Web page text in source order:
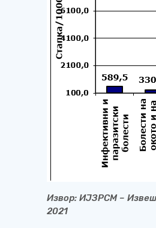
Извор:ИЈЗРСМ–
2021